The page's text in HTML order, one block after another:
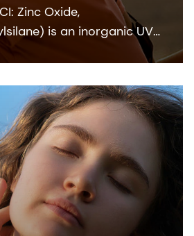
Zinc Oxide,
is an inorganic UV
UVA‐UVB absorption
with a particle size
best UVA performance.